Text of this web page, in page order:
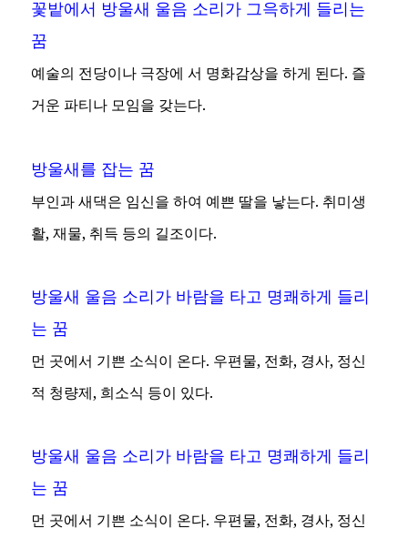
꽃밭에서 방울새 울음 소리가 그윽하게 들리는
꿈
예술의 전당이나 극장에 서 명화감상을 하게 된다. 즐
거운 파티나 모임을 갖는다.
방울새를 잡는 꿈
부인과 새댁은 임신을 하여 예쁜 딸을 낳는다. 취미생
활, 재물, 취득 등의 길조이다.
방울새 울음 소리가 바람을 타고 명쾌하게 들리
는 꿈
먼 곳에서 기쁜 소식이 온다. 우편물, 전화, 경사, 정신
적 청량제, 희소식 등이 있다.
방울새 울음 소리가 바람을 타고 명쾌하게 들리
는 꿈
먼 곳에서 기쁜 소식이 온다. 우편물, 전화, 경사, 정신